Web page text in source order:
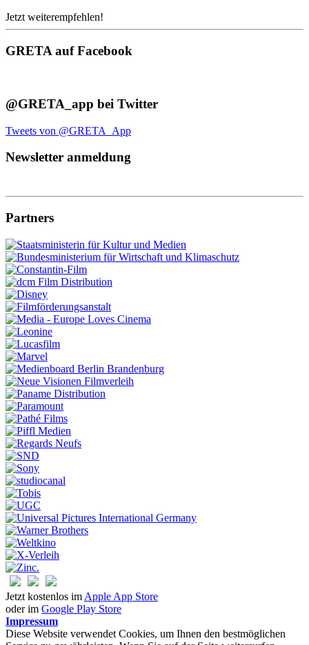
Jetzt weiterempfehlen!
GRETA auf Facebook
@GRETA_app bei Twitter
Tweets von @GRETA_App
Newsletter anmeldung
Partners
Jetzt kostenlos im Apple App Store
oder im Google Play Store
Impressum
Diese Website verwendet Cookies, um Ihnen den bestmöglichen